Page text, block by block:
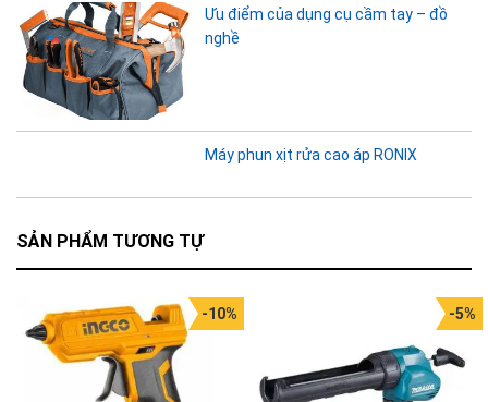
Ưu điểm của dụng cụ cầm tay – đồ
nghề
Máy phun xịt rửa cao áp RONIX
SẢN PHẨM TƯƠNG TỰ
-10% -5%